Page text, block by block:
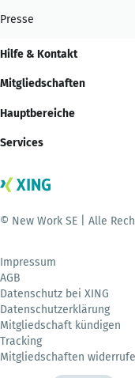
Presse
Hilfe & Kontakt
Mitgliedschaften
Hauptbereiche
Services
© New Work SE | Alle
Impressum
AGB
Datenschutz bei XING
Datenschutzerklärung
Mitgliedschaft kündigen
Tracking
Mitgliedschaften